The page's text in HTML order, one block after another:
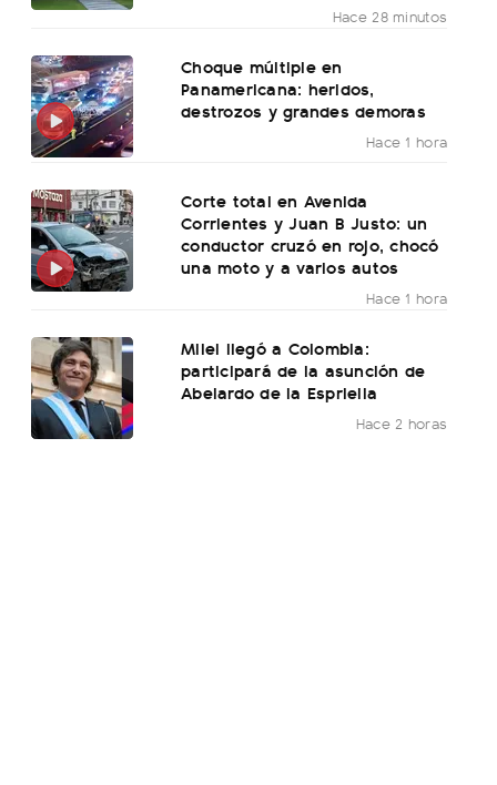
Hace 28 minutos
Choque múltiple en
Panamericana: heridos,
destrozos y grandes demoras
Hace 1 hora
Corte total en Avenida
Corrientes y Juan B Justo: un
conductor cruzó en rojo, chocó
una moto y a varios autos
Hace 1 hora
Milei llegó a Colombia:
participará de la asunción de
Abelardo de la Espriella
Hace 2 horas